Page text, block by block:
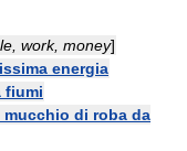
work, money]
energia
fiumi
mucchio di roba da